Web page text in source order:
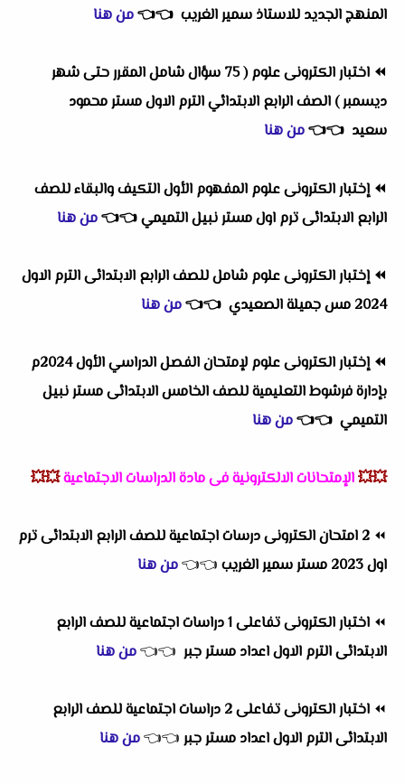
المنهج الجديد للاستاذ سمير الغريب 👈
👈من هنا
⏪
اختبار الكترونى علوم ( 75 سؤال شامل المقرر حتى شهر
ديسمبر ) الصف الرابع الابتدائي الترم الاول مستر محمود
سعيد 👈
👈من هنا
⏪إختبار الكترونى علوم المفهوم الأول التكيف والبقاء للصف
الرابع الابتدائى ترم اول مستر نبيل التميمي👈
👈من هنا
⏪إختبار الكترونى علوم شامل للصف الرابع الابتدائى الترم الاول
2024 مس جميلة الصعيدي
👈
👈من هنا
⏪
إختبار الكترونى علوم لإمتحان الفصل الدراسي الأول 2024م
بإدارة فرشوط التعليمية للصف الخامس الابتدائى مستر نبيل
التميمي 👈
👈من هنا
💥💥الإمتحانات الالكترونية فى مادة الدراسات الاجتماعية💥💥
⏪
2 امتحان الكترونى درسات اجتماعية للصف الرابع الابتدائى ترم
اول 2023 مستر سمير الغريب
👈
👈من هنا
⏪
اختبار الكترونى تفاعلى 1 دراسات اجتماعية للصف الرابع
الابتدائى الترم الاول اعداد مستر جبر 👈
👈من هنا
⏪
اختبار الكترونى تفاعلى 2 دراسات اجتماعية للصف الرابع
الابتدائى الترم الاول اعداد مستر جبر 👈
👈من هنا